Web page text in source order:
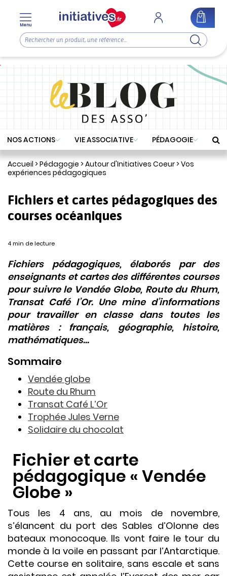
NOS ACTIONS VIE ASSOCIATIVE PÉDAGOGIE
Accueil >Pédagogie >Autour d'Initiatives Coeur>Vos
expériences pédagogiques
Fichiers et cartes pédagogiques des
courses océaniques
4 min de lecture
Fichiers pédagogiques, élaborés par des
enseignants et cartes des différentes courses
pour suivre le Vendée Globe, Route du Rhum,
Transat Café l’Or. Une mine d’informations
pour travailler en classe dans toutes les
matières : français, géographie, histoire,
mathématiques…
Sommaire
Vendée globe
Route du Rhum
Transat Café L’Or
Trophée Jules Verne
Solidaire du chocolat
Fichier et carte
pédagogique « Vendée
Globe »
Tous les 4 ans, au mois de novembre,
s’élancent du port des Sables d’Olonne des
bateaux monocoque. Ils vont faire le tour du
monde à la voile en passant par l’Antarctique.
Cette course en solitaire, sans escale et sans
Menu